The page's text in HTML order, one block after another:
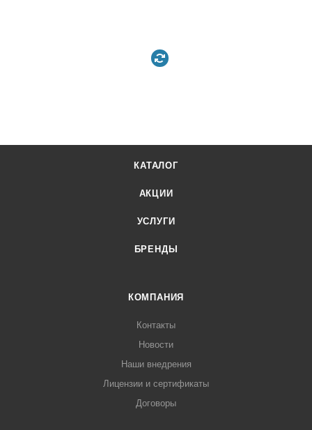
КАТАЛОГ
АКЦИИ
УСЛУГИ
БРЕНДЫ
КОМПАНИЯ
Контакты
Новости
Наши внедрения
Лицензии и сертификаты
Договоры